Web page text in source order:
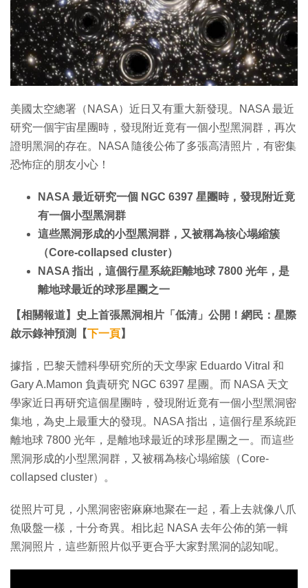
特集
美國太空總署（NASA）近日又有重大新發現。NASA 最近
研究一個宇宙星團時，發現附近竟有一個小型黑洞群，再次
證明黑洞的存在。NASA 隨後公佈了多張高清照片，有密集
恐怖症的朋友小心！
NASA 最近研究一個 NGC 6397 星團時，發現附近竟
有一個小型黑洞群
這些黑洞形成的小型黑洞群，又被稱為核心塌縮簇
（Core-collapsed cluster）
NASA 指出，這個行星系統距離地球 7800 光年，是
離地球最近的球形星團之一
【相關報道】史上首張黑洞相片「低清」公開！網民：星際
啟示錄神預測【下一頁】
據指，巴黎天體科學研究所的天文學家 Eduardo Vitral 和
Gary A.Mamon 負責研究 NGC 6397 星團。而 NASA 天文
學家近日再研究這個星團時，發現附近竟有一個小型黑洞密
集地，為史上最重大的發現。NASA 指出，這個行星系統距
離地球 7800 光年，是離地球最近的球形星團之一。而這些
黑洞形成的小型黑洞群，又被稱為核心塌縮簇（Core-
collapsed cluster）。
從照片可見，小黑洞密密麻麻地聚在一起，看上去就像八爪
魚吸盤一樣，十分奇異。相比起 NASA 去年公佈的第一輯
黑洞照片，這些新照片似乎更合乎大家對黑洞的認知呢。